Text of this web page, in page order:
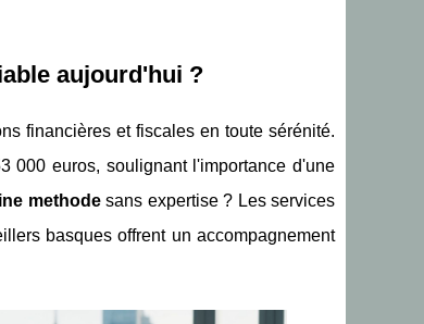
aujourd'hui ?
financières et fiscales en toute sérénité.
000 euros, soulignant l'importance d'une
methodesans expertise ? Les services
basques offrent un accompagnement